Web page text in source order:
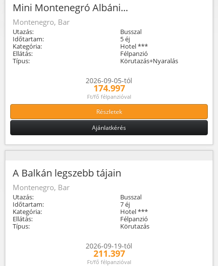
Mini Montenegró Albáni...
Montenegro, Bar
Utazás:
Busszal
Időtartam:
5 éj
Kategória:
Hotel ***
Ellátás:
Félpanzió
Típus:
Körutazás+Nyaralás
2026-09-05-tól
174.997
Ft/fő félpanzióval
Részletek
Ajánlatkérés
A Balkán legszebb tájain
Montenegro, Bar
Utazás:
Busszal
Időtartam:
7 éj
Kategória:
Hotel ***
Ellátás:
Félpanzió
Típus:
Körutazás
2026-09-19-tól
211.397
Ft/fő félpanzióval